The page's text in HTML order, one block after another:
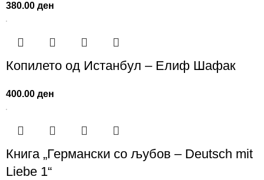
380.00ден
Копилето од Истанбул – Елиф Шафак
400.00ден
Книга „Германски со љубов – Deutsch mit
Liebe 1“